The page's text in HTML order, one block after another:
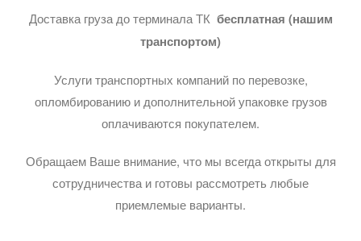
Доставка груза до терминала ТК бесплатная (нашим
транспортом)
Услуги транспортных компаний по перевозке,
опломбированию и дополнительной упаковке грузов
оплачиваются покупателем.
Обращаем Ваше внимание, что мы всегда открыты для
сотрудничества и готовы рассмотреть любые
приемлемые варианты.